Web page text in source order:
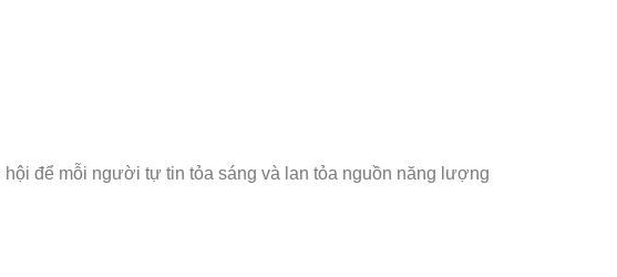
để mỗi người tự tin tỏa sáng và lan tỏa nguồn năng lượng